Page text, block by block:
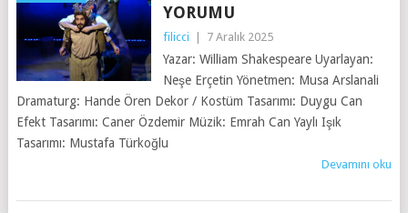
YORUMU
filicci 7 Aralık 2025
Yazar: William Shakespeare Uyarlayan:
Neşe Erçetin Yönetmen: Musa Arslanali
Dramaturg: Hande Ören Dekor / Kostüm Tasarımı: Duygu Can
Efekt Tasarımı: Caner Özdemir Müzik: Emrah Can Yaylı Işık
Tasarımı: Mustafa Türkoğlu
Devamını oku